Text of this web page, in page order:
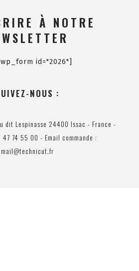
À NOTRE
id="2026"]
NOUS :
dit Lespinasse 24400 Issac - France -
47 74 55 00 - Email commande :
mail@technicut.fr